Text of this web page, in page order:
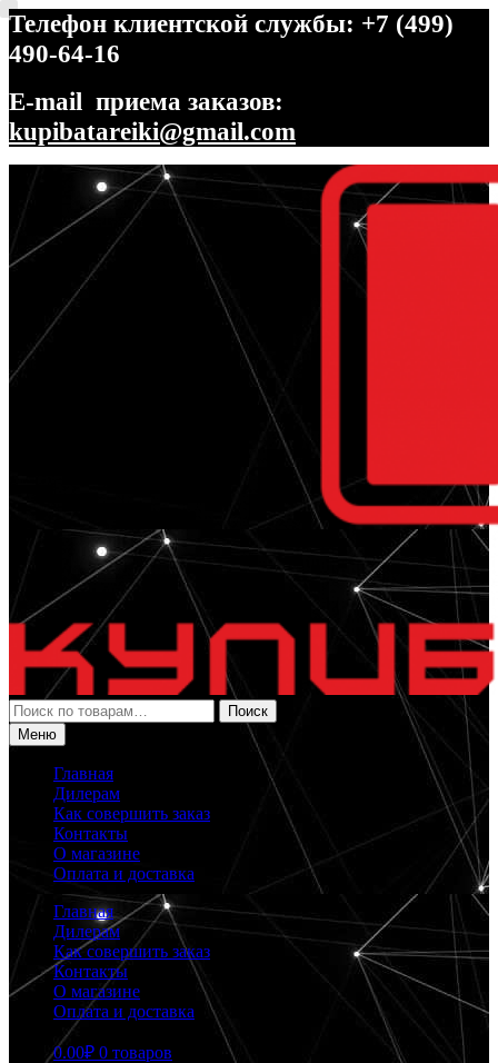
Телефон клиентской службы: +7 (499)
490-64-16
E-mail приема заказов:
kupibatareiki@gmail.com
Перейти
навигации
Перейти
содержимому
Искать:
Поиск
Меню
Главная
Дилерам
Как совершить заказ
Контакты
О магазине
Оплата и доставка
Главная
Дилерам
Как совершить заказ
Контакты
О магазине
Оплата и доставка
0.00₽ 0 товаров